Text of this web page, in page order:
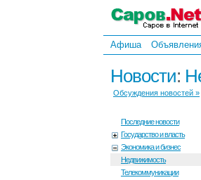
Афиша
Новости:
Обсуждения новостей »
Последние новости
Государство и власть
Экономика и бизнес
Недвижимость
Телекоммуникации